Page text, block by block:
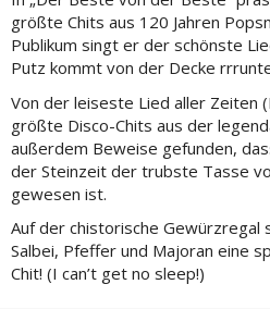
größte Chits aus 120 Jahren
Publikum singt er der schönste
Putz kommt von der Decke
Von der leiseste Lied aller Zeiten
größte Disco-Chits aus der
außerdem Beweise gefunden,
der Steinzeit der trubste Tasse
gewesen ist.
Auf der chistorische Gewürzregal
Salbei, Pfeffer und Majoran eine
Chit! (I can’t get no sleep!)